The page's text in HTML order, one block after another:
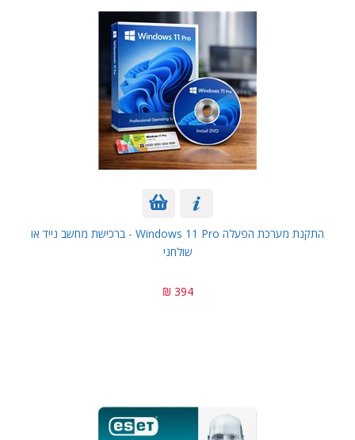
התקנת מערכת הפעלה Windows 11 Pro - ברכישת מחשב נייד או
שולחני
394 ₪